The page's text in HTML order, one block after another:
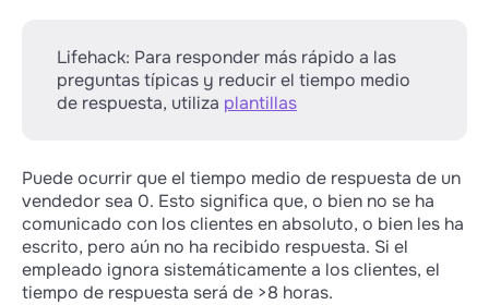
de la jornada laboral.
Cuando el tiempo medio de respuesta se ha
convertido en más de 8 horas, sólo ">8 horas"
entero, está claro que todo va mal.
Lifehack: Para responder más rápido a las
preguntas típicas y reducir el tiempo medio
de respuesta, utiliza plantillas
Puede ocurrir que el tiempo medio de respuesta de un
vendedor sea 0. Esto significa que, o bien no se ha
comunicado con los clientes en absoluto, o bien les ha
escrito, pero aún no ha recibido respuesta. Si el
empleado ignora sistemáticamente a los clientes, el
tiempo de respuesta será de >8 horas.